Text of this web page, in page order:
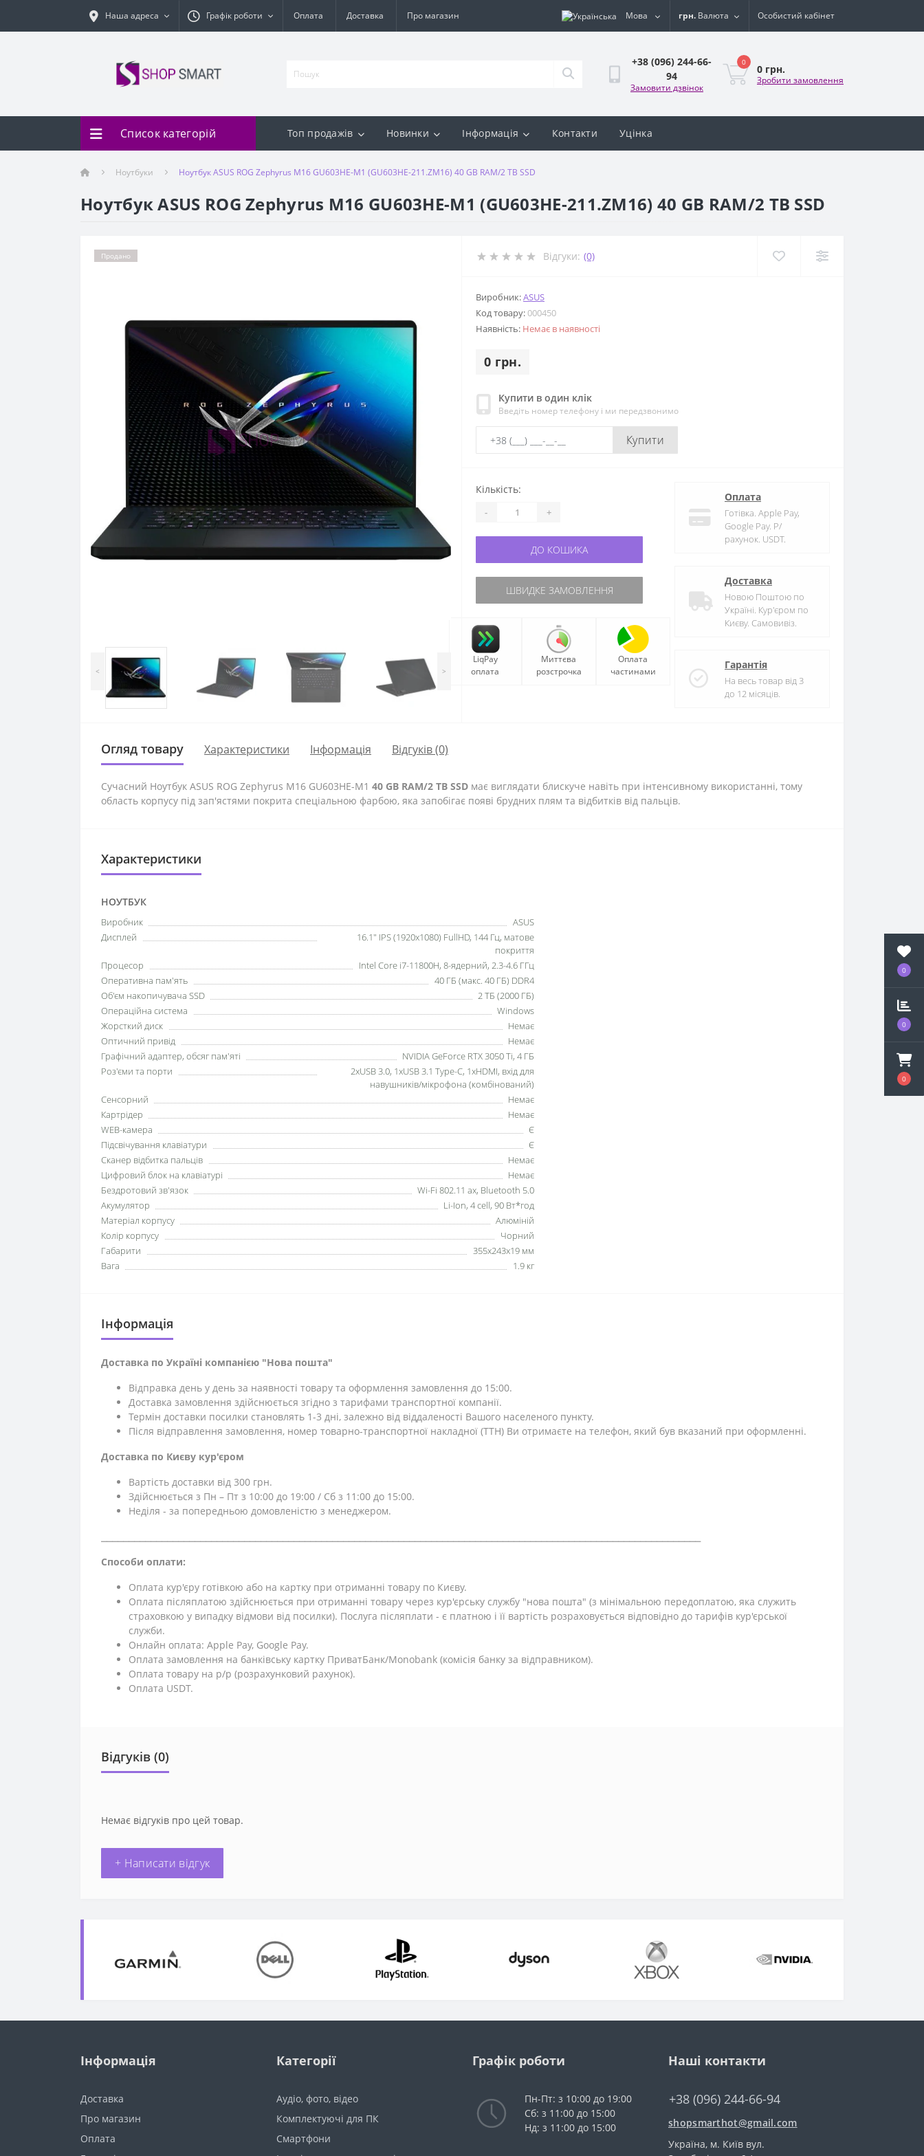
0
0
0
Наша адреса Графік роботи Оплата Доставка Про магазин Мова грн. Валюта Особистий кабінет
+38 (096) 244-66-
94
Замовити дзвінок
0
0 грн.
Зробити замовлення
Список категорій Топ продажів Новинки Інформація Контакти Уцінка
Ноутбуки Ноутбук ASUS ROG Zephyrus M16 GU603HE-M1 (GU603HE-211.ZM16) 40 GB RAM/2 TB SSD
Ноутбук ASUS ROG Zephyrus M16 GU603HE-M1 (GU603HE-211.ZM16) 40 GB RAM/2 TB SSD
Продано
< >
Відгуки: (0)
Виробник:ASUS
Код товару:000450
Наявність: Немає в наявності
0 грн.
Купити в один клік
Введіть номер телефону і ми передзвонимо
Купити
Кількість:
- +
ДО КОШИКА
ШВИДКЕ ЗАМОВЛЕННЯ
LiqPay
оплата
Миттєва
розстрочка
Оплата
частинами
Оплата
Готівка. Apple Pay,
Google Pay. Р/
рахунок. USDT.
Доставка
Новою Поштою по
Україні. Кур'єром по
Києву. Самовивіз.
Гарантія
На весь товар від 3
до 12 місяців.
Огляд товару Характеристики Iнформація Відгуків (0)
Сучасний Ноутбук ASUS ROG Zephyrus M16 GU603HE-M1 40 GB RAM/2 TB SSD має виглядати блискуче навіть при інтенсивному використанні, тому
область корпусу під зап'ястями покрита спеціальною фарбою, яка запобігає появі брудних плям та відбитків від пальців.
Характеристики
НОУТБУК
Виробник
ASUS
Дисплей
16.1" IPS (1920x1080) FullHD, 144 Гц, матове
покриття
Процесор
Intel Core i7-11800H, 8-ядерний, 2.3-4.6 ГГц
Оперативна пам'ять
40 ГБ (макс. 40 ГБ) DDR4
Об'єм накопичувача SSD
2 ТБ (2000 ГБ)
Операційна система
Windows
Жорсткий диск
Немає
Оптичний привід
Немає
Графічний адаптер, обсяг пам'яті
NVIDIA GeForce RTX 3050 Ti, 4 ГБ
Роз'єми та порти
2xUSB 3.0, 1xUSB 3.1 Type-C, 1xHDMI, вхід для
навушників/мікрофона (комбінований)
Сенсорний
Немає
Картрідер
Немає
WEB-камера
Є
Підсвічування клавіатури
Є
Сканер відбитка пальців
Немає
Цифровий блок на клавіатурі
Немає
Бездротовий зв'язок
Wi-Fi 802.11 ax, Bluetooth 5.0
Акумулятор
Li-Ion, 4 cell, 90 Вт*год
Матеріал корпусу
Алюміній
Колір корпусу
Чорний
Габарити
355x243x19 мм
Вага
1.9 кг
Iнформація
Доставка по Україні компанією "Нова пошта"
Відправка день у день за наявності товару та оформлення замовлення до 15:00.
Доставка замовлення здійснюється згідно з тарифами транспортної компанії.
Термін доставки посилки становлять 1-3 дні, залежно від віддаленості Вашого населеного пункту.
Після відправлення замовлення, номер товарно-транспортної накладної (ТТН) Ви отримаєте на телефон, який був вказаний при оформленні.
Доставка по Києву кур'єром
Вартість доставки від 300 грн.
Здійснюється з Пн – Пт з 10:00 до 19:00 / Сб з 11:00 до 15:00.
Неділя - за попередньою домовленістю з менеджером.
Способи оплати:
Оплата кур'єру готівкою або на картку при отриманні товару по Києву.
Оплата післяплатою здійснюється при отриманні товару через кур'єрську службу "нова пошта" (з мінімальною передоплатою, яка служить
страховкою у випадку відмови від посилки). Послуга післяплати - є платною і її вартість розраховується відповідно до тарифів кур'єрської
служби.
Онлайн оплата: Apple Pay, Google Pay.
Оплата замовлення на банківську картку ПриватБанк/Monobank (комісія банку за відправником).
Оплата товару на р/р (розрахунковий рахунок).
Оплата USDT.
Відгуків (0)
Немає відгуків про цей товар.
+ Написати відгук
Інформація
Доставка
Про магазин
Оплата
Категорії
Аудіо, фото, відео
Комплектуючі для ПК
Смартфони
Графік роботи
Пн-Пт: з 10:00 до 19:00
Сб: з 11:00 до 15:00
Нд: з 11:00 до 15:00
Наші контакти
+38 (096) 244-66-94
shopsmarthot@gmail.com
Українa, м. Київ вул.